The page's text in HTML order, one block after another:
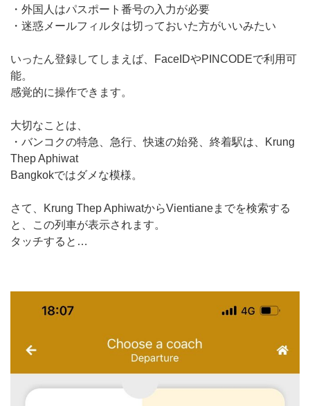
・外国人はパスポート番号の入力が必要
・迷惑メールフィルタは切っておいた方がいいみたい
いったん登録してしまえば、FaceIDやPINCODEで利用可
能。
感覚的に操作できます。
大切なことは、
・バンコクの特急、急行、快速の始発、終着駅は、Krung
Thep Aphiwat
Bangkokではダメな模様。
さて、Krung Thep AphiwatからVientianeまでを検索する
と、この列車が表示されます。
タッチすると…